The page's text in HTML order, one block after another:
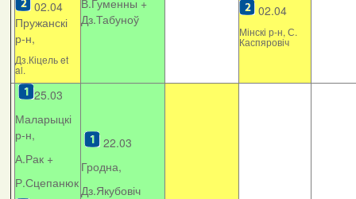
02.04
Пружанскі
р-н,
Дз.Кіцель et
al.
В.Гуменны +
Дз.Табуноў
02.04
Мінскі р-н, С.
Каспяровіч
25.03
Маларыцкі
р-н,
А.Рак +
Р.Сцепанюк
22.03
Гродна,
Дз.Якубовіч